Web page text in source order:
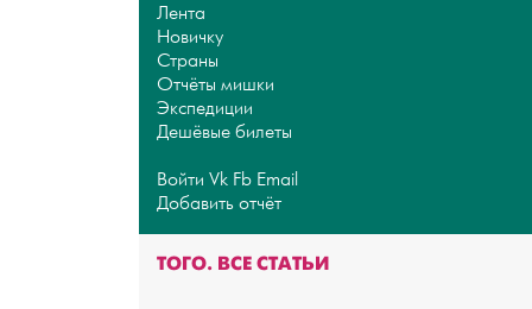
Лента
Новичку
Страны
Отчёты мишки
Экспедиции
Дешёвые билеты
Войти Vk Fb Email
Добавить отчёт
ТОГО. ВСЕ СТАТЬИ